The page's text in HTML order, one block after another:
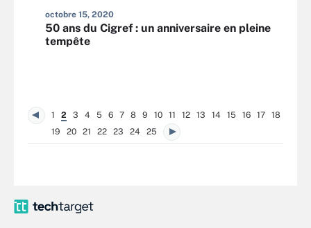
octobre 15, 2020
50 ans du Cigref : un anniversaire en pleine
tempête
1 2 3 4 5 6 7 8 9 10 11 12 13 14 15 16 17
18
19
20 21 22 23 24 25